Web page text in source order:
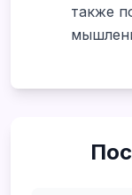
также